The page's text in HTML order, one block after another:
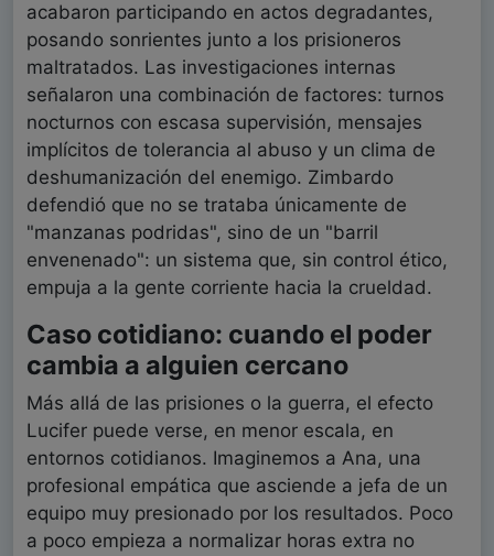
acabaron participando en actos degradantes,
posando sonrientes junto a los prisioneros
maltratados. Las investigaciones internas
señalaron una combinación de factores: turnos
nocturnos con escasa supervisión, mensajes
implícitos de tolerancia al abuso y un clima de
deshumanización del enemigo. Zimbardo
defendió que no se trataba únicamente de
"manzanas podridas", sino de un "barril
envenenado": un sistema que, sin control ético,
empuja a la gente corriente hacia la crueldad.
Caso cotidiano: cuando el poder
cambia a alguien cercano
Más allá de las prisiones o la guerra, el efecto
Lucifer puede verse, en menor escala, en
entornos cotidianos. Imaginemos a Ana, una
profesional empática que asciende a jefa de un
equipo muy presionado por los resultados. Poco
a poco empieza a normalizar horas extra no